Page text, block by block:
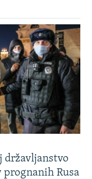
državljanstvo
Rusa